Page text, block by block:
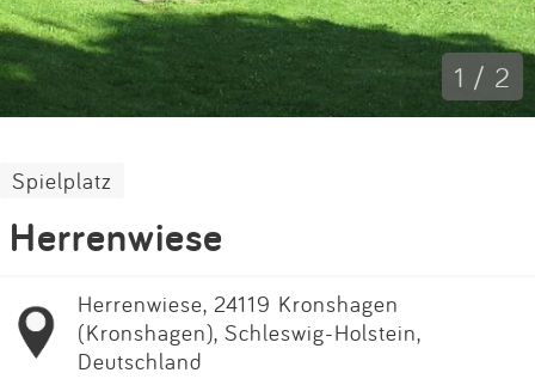
Anmelden 1 / 2
Spielplatz
Herrenwiese
Herrenwiese, 24119 Kronshagen
(Kronshagen), Schleswig-Holstein,
Deutschland